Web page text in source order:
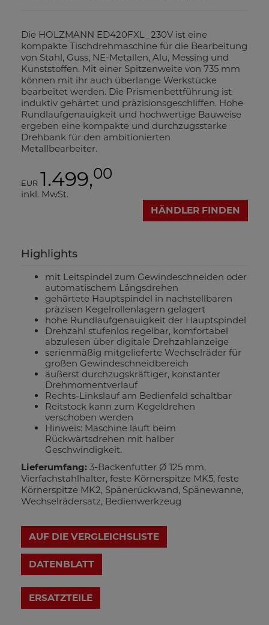
Die HOLZMANN ED420FXL_230V ist eine
kompakte Tischdrehmaschine für die Bearbeitung
von Stahl, Guss, NE-Metallen, Alu, Messing und
Kunststoffen. Mit einer Spitzenweite von 735 mm
können mit ihr auch überlange Werkstücke
bearbeitet werden. Die Prismenbettführung ist
induktiv gehärtet und präzisionsgeschliffen. Hohe
Rundlaufgenauigkeit und hochwertige Bauweise
ergeben eine kompakte und durchzugsstarke
Drehbank für den ambitionierten
Metallbearbeiter.
EUR 1.499,00
inkl. MwSt.
HÄNDLER FINDEN
Highlights
mit Leitspindel zum Gewindeschneiden oder
automatischem Längsdrehen
gehärtete Hauptspindel in nachstellbaren
präzisen Kegelrollenlagern gelagert
hohe Rundlaufgenauigkeit der Hauptspindel
Drehzahl stufenlos regelbar, komfortabel
abzulesen über digitale Drehzahlanzeige
serienmäßig mitgelieferte Wechselräder für
großen Gewindeschneidbereich
äußerst durchzugskräftiger, konstanter
Drehmomentverlauf
Rechts-Linkslauf am Bedienfeld schaltbar
Reitstock kann zum Kegeldrehen
verschoben werden
Hinweis: Maschine läuft beim
Rückwärtsdrehen mit halber
Geschwindigkeit.
Lieferumfang: 3-Backenfutter Ø 125 mm,
Vierfachstahlhalter, feste Körnerspitze MK5, feste
Körnerspitze MK2, Spänerückwand, Spänewanne,
Wechselrädersatz, Bedienwerkzeug
AUF DIE VERGLEICHSLISTE
DATENBLATT